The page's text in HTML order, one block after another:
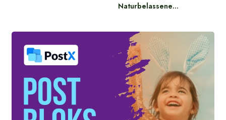
Naturbelassene…